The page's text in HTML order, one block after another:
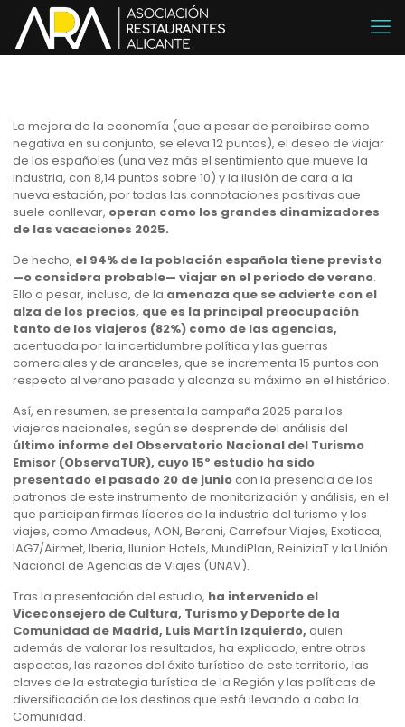
La mejora de la economía (que a pesar de percibirse como
negativa en su conjunto, se eleva 12 puntos), el deseo de viajar
de los españoles (una vez más el sentimiento que mueve la
industria, con 8,14 puntos sobre 10) y la ilusión de cara a la
nueva estación, por todas las connotaciones positivas que
suele conllevar, operan como los grandes dinamizadores
de las vacaciones 2025.
De hecho, el 94% de la población española tiene previsto
—o considera probable— viajar en el periodo de verano.
Ello a pesar, incluso, de la amenaza que se advierte con el
alza de los precios, que es la principal preocupación
tanto de los viajeros (82%) como de las agencias,
acentuada por la incertidumbre política y las guerras
comerciales y de aranceles, que se incrementa 15 puntos con
respecto al verano pasado y alcanza su máximo en el histórico.
Así, en resumen, se presenta la campaña 2025 para los
viajeros nacionales, según se desprende del análisis del
último informe del Observatorio Nacional del Turismo
Emisor (ObservaTUR), cuyo 15º estudio ha sido
presentado el pasado 20 de juniocon la presencia de los
patronos de este instrumento de monitorización y análisis, en el
que participan firmas líderes de la industria del turismo y los
viajes, como Amadeus, AON, Beroni, Carrefour Viajes, Exoticca,
IAG7/Airmet, Iberia, Ilunion Hotels, MundiPlan, ReiniziaT y la Unión
Nacional de Agencias de Viajes (UNAV).
Tras la presentación del estudio, ha intervenido el
Viceconsejero de Cultura, Turismo y Deporte de la
Comunidad de Madrid, Luis Martín Izquierdo,quien
además de valorar los resultados, ha explicado, entre otros
aspectos, las razones del éxito turístico de este territorio, las
claves de la estrategia turística de la Región y las políticas de
diversificación de los destinos que está llevando a cabo la
Comunidad.